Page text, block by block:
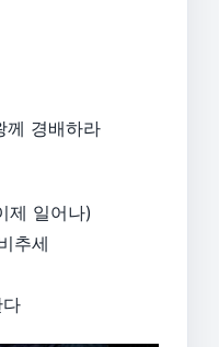
께 경배하라
제 일어나)
추세